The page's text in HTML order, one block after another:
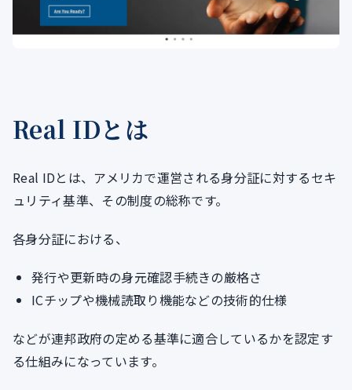
Real IDとは
Real IDとは、アメリカで運営される身分証に対するセキ
ュリティ基準、その制度の総称です。
各身分証における、
発行や更新時の身元確認手続きの厳格さ
ICチップや機械読取り機能などの技術的仕様
などが連邦政府の定める基準に適合しているかを認定す
る仕組みになっています。